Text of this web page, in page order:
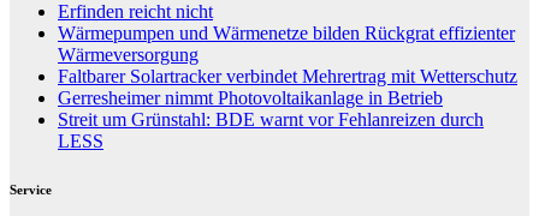
Erfinden reicht nicht
Wärmepumpen und Wärmenetze bilden Rückgrat effizienter
Wärmeversorgung
Faltbarer Solartracker verbindet Mehrertrag mit Wetterschutz
Gerresheimer nimmt Photovoltaikanlage in Betrieb
Streit um Grünstahl: BDE warnt vor Fehlanreizen durch
LESS
Service